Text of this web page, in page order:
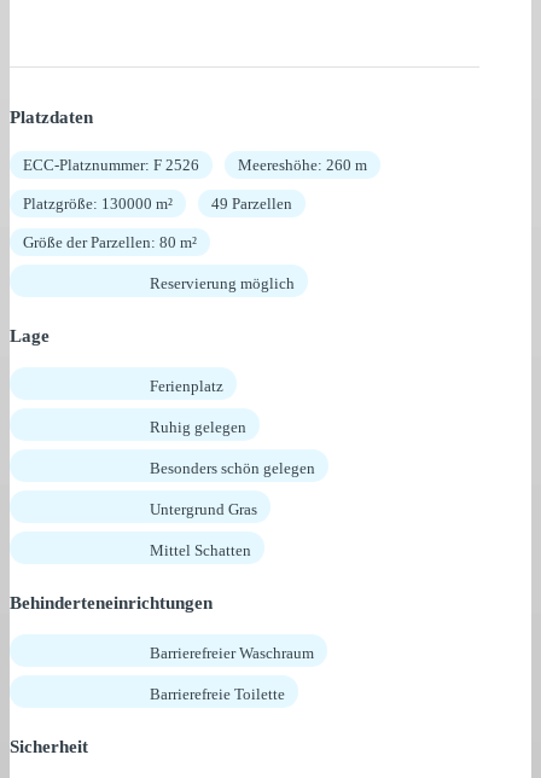
Platzdaten
ECC-Platznummer: F 2526 Meereshöhe: 260 m
Platzgröße: 130000 m² 49 Parzellen
Größe der Parzellen: 80 m²
Reservierung möglich
Lage
Ferienplatz
Ruhig gelegen
Besonders schön gelegen
Untergrund Gras
Mittel Schatten
Behinderteneinrichtungen
Barrierefreier Waschraum
Barrierefreie Toilette
Sicherheit